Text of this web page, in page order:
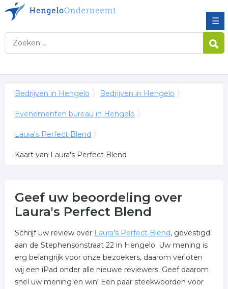
☰
Bedrijven in Hengelo Bedrijven in Hengelo
Evenementen bureau in Hengelo
Laura's Perfect Blend
Kaart van Laura's Perfect Blend
Geef uw beoordeling over
Laura's Perfect Blend
Schrijf uw review over Laura's Perfect Blend, gevestigd
aan de Stephensonstraat 22 in Hengelo. Uw mening is
erg belangrijk voor onze bezoekers, daarom verloten
wij een iPad onder alle nieuwe reviewers. Geef daarom
snel uw mening en win! Een paar steekwoorden voor